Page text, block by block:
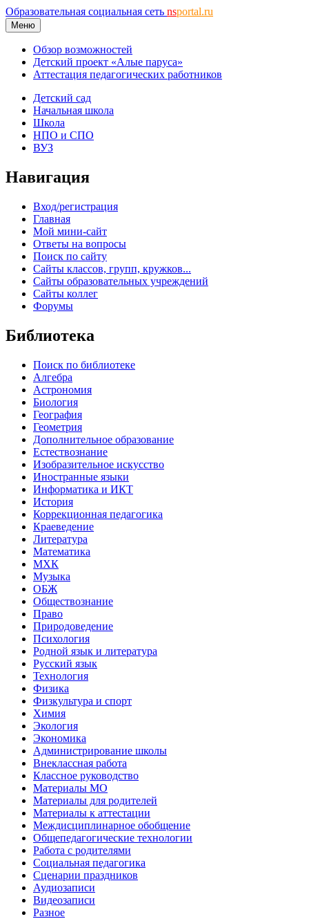
Образовательная социальная сеть nsportal.ru
Меню
Обзор возможностей
Детский проект «Алые паруса»
Аттестация педагогических работников
Детский сад
Начальная школа
Школа
НПО и СПО
ВУЗ
Навигация
Вход/регистрация
Главная
Мой мини-сайт
Ответы на вопросы
Поиск по сайту
Сайты классов, групп, кружков...
Сайты образовательных учреждений
Сайты коллег
Форумы
Библиотека
Поиск по библиотеке
Алгебра
Астрономия
Биология
География
Геометрия
Дополнительное образование
Естествознание
Изобразительное искусство
Иностранные языки
Информатика и ИКТ
История
Коррекционная педагогика
Краеведение
Литература
Математика
МХК
Музыка
ОБЖ
Обществознание
Право
Природоведение
Психология
Родной язык и литература
Русский язык
Технология
Физика
Физкультура и спорт
Химия
Экология
Экономика
Администрирование школы
Внеклассная работа
Классное руководство
Материалы МО
Материалы для родителей
Материалы к аттестации
Междисциплинарное обобщение
Общепедагогические технологии
Работа с родителями
Социальная педагогика
Сценарии праздников
Аудиозаписи
Видеозаписи
Разное